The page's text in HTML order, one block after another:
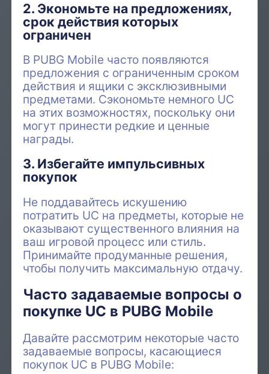
2. Экономьте на предложениях,
срок действия которых
ограничен
В PUBG Mobile часто появляются
предложения с ограниченным сроком
действия и ящики с эксклюзивными
предметами. Сэкономьте немного UC
на этих возможностях, поскольку они
могут принести редкие и ценные
награды.
3. Избегайте импульсивных
покупок
Не поддавайтесь искушению
потратить UC на предметы, которые не
оказывают существенного влияния на
ваш игровой процесс или стиль.
Принимайте продуманные решения,
чтобы получить максимальную отдачу.
Часто задаваемые вопросы о
покупке UC в PUBG Mobile
Давайте рассмотрим некоторые часто
задаваемые вопросы, касающиеся
покупок UC в PUBG Mobile: